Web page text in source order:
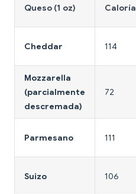
Queso (1 oz)
Cheddar 114
Mozzarella
(parcialmente
descremada)
72
Parmesano 111
Suizo 106